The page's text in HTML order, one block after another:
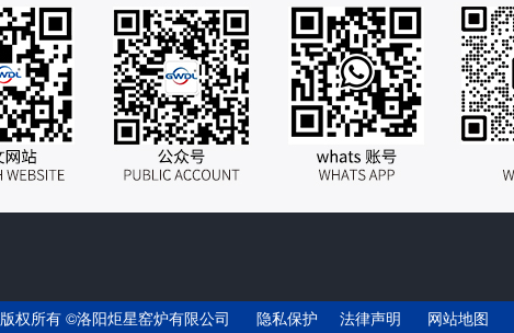
版权所有 ©洛阳炬星窑炉有限公司 隐私保护 法律声明 网站地图